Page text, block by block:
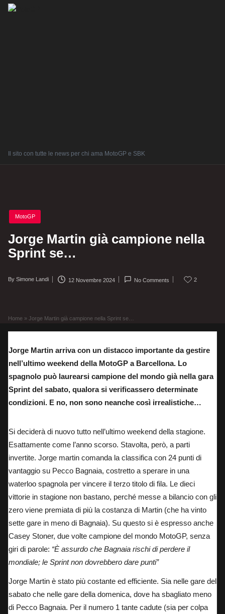
Il sito con tutte le news per chi ama MotoGP e SBK
Posted
in
MotoGP
Jorge Martin già campione nella
Sprint se…
Posted
By Simone Landi 12 Novembre 2024 No Comments 2
Home » Jorge Martin già campione nella Sprint se…
Jorge Martin arriva con un distacco importante da gestire
nell’ultimo weekend della MotoGP a Barcellona. Lo
spagnolo può laurearsi campione del mondo già nella gara
Sprint del sabato, qualora si verificassero determinate
condizioni. E no, non sono neanche così irrealistiche…
Si deciderà di nuovo tutto nell’ultimo weekend della stagione.
Esattamente come l’anno scorso. Stavolta, però, a parti
invertite. Jorge martin comanda la classifica con 24 punti di
vantaggio su Pecco Bagnaia, costretto a sperare in una
waterloo spagnola per vincere il terzo titolo di fila. Le dieci
vittorie in stagione non bastano, perché messe a bilancio con gli
zero viene premiata di più la costanza di Martin (che ha vinto
sette gare in meno di Bagnaia). Su questo si è espresso anche
Casey Stoner, due volte campione del mondo MotoGP, senza
giri di parole: “È assurdo che Bagnaia rischi di perdere il
mondiale; le Sprint non dovrebbero dare punti”
Jorge Martin è stato più costante ed efficiente. Sia nelle gare del
sabato che nelle gare della domenica, dove ha sbagliato meno
di Pecco Bagnaia. Per il numero 1 tante cadute (sia per colpa